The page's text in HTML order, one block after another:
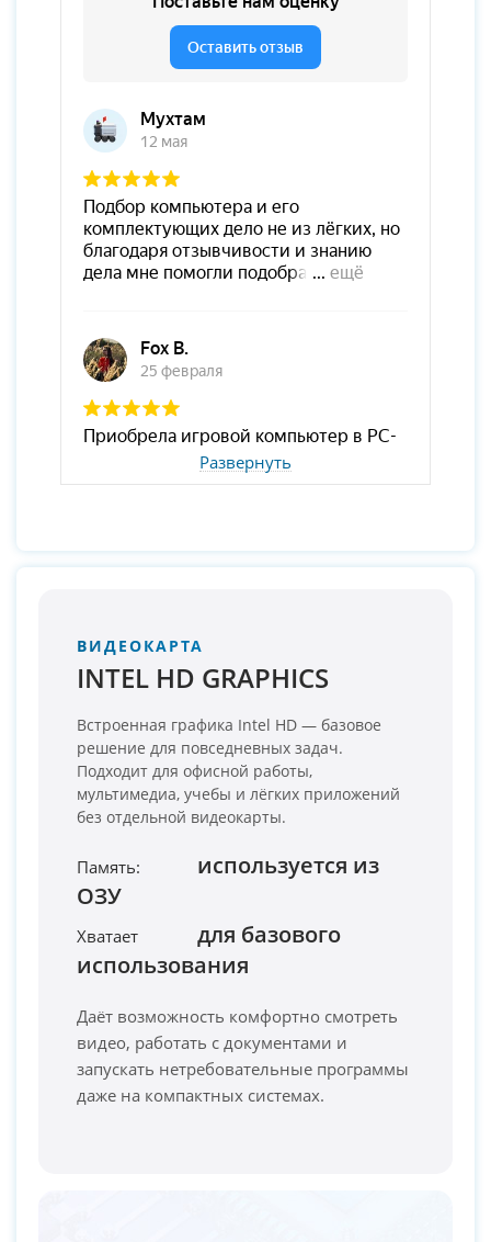
Развернуть
ВИДЕОКАРТА
INTEL HD GRAPHICS
Встроенная графика Intel HD — базовое
решение для повседневных задач.
Подходит для офисной работы,
мультимедиа, учебы и лёгких приложений
без отдельной видеокарты.
Память:
используется из
ОЗУ
Хватает
для базового
использования
Даёт возможность комфортно смотреть
видео, работать с документами и
запускать нетребовательные программы
даже на компактных системах.